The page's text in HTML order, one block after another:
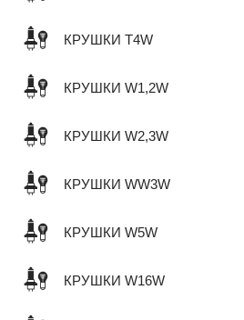
КРУШКИ T4W
КРУШКИ W1,2W
КРУШКИ W2,3W
КРУШКИ WW3W
КРУШКИ W5W
КРУШКИ W16W